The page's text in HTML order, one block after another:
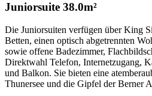
Juniorsuite 38.0m²
Die Juniorsuiten verfügen über King
Betten, einen optisch abgetrennten
sowie offene Badezimmer,
Direktwahl Telefon, Internetzugang,
und Balkon. Sie bieten eine
Thunersee und die Gipfel der Berner